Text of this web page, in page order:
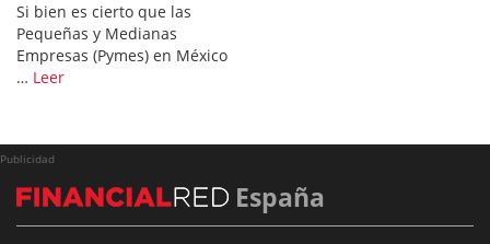
Si bien es cierto que las
Pequeñas y Medianas
Empresas (Pymes) en México
… Leer
Publicidad
España